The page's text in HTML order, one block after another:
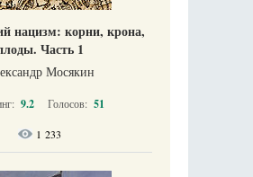
нацизм: корни, крона,
Часть 1
Мосякин
9.2 Голосов: 51
1 233